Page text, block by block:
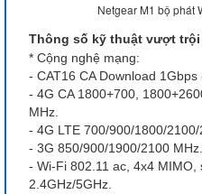
Netgear M1 bộ phát
Thông số kỹ thuật vượt trội
* Cộng nghệ mạng:
- CAT16 CA Download 1Gbps
- 4G CA 1800+700,
MHz.
- 4G LTE 700/900/1800/2100/
- 3G 850/900/1900/2100 MHz.
- Wi-Fi 802.11 ac, 4x4 MIMO,
2.4GHz/5GHz.